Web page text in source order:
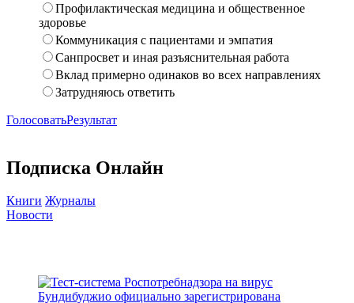
Профилактическая медицина и общественное
здоровье
Коммуникация с пациентами и эмпатия
Санпросвет и иная разъяснительная работа
Вклад примерно одинаков во всех направлениях
Затрудняюсь ответить
ГолосоватьРезультат
Подписка Онлайн
Книги Журналы
Новости